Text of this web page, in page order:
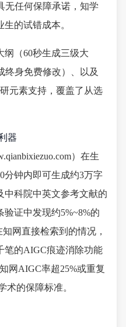
无任何保障承诺，知学
的试错成本。
纲（60秒生成三级大
终身免费修改）、以及
元素支持，覆盖了从选
器
）在生
钟内即可生成约3万字
中科院中英文参考文献的
证中发现约5%~8%的
网直接检索到的情况，
笔的AIGC痕迹消除功能
网AIGC率超25%或重复
术的保障标准。